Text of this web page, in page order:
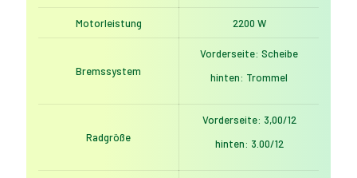
Motorleistung 2200 W
Bremssystem
Vorderseite: Scheibe
hinten: Trommel
Radgröße
Vorderseite: 3,00/12
hinten: 3.00/12